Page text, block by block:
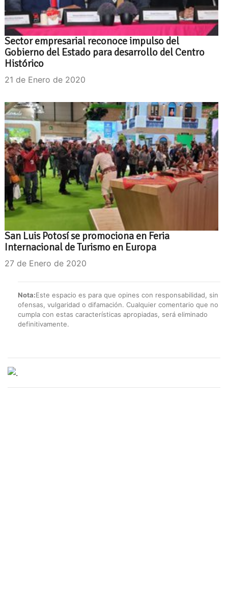
Sector empresarial reconoce impulso del
Gobierno del Estado para desarrollo del Centro
Histórico
21 de Enero de 2020
San Luis Potosí se promociona en Feria
Internacional de Turismo en Europa
27 de Enero de 2020
Nota:Este espacio es para que opines con responsabilidad, sin
ofensas, vulgaridad o difamación. Cualquier comentario que no
cumpla con estas características apropiadas, será eliminado
definitivamente.